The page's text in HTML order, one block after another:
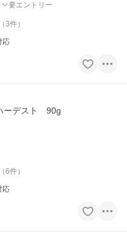
要エントリー
3件）
応
デスト 90g
6件）
応